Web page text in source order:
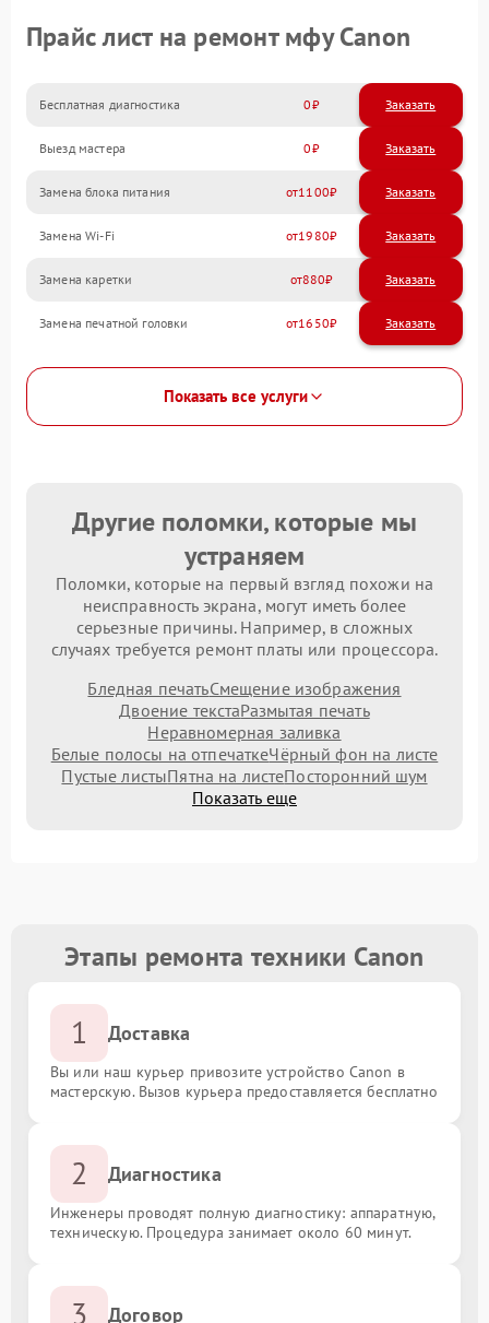
Прайс лист на ремонт мфу Canon
Бесплатная диагностика 0 Заказать
Выезд мастера 0 Заказать
Замена блока питания 1100
Замена Wi-Fi 1980
Замена каретки 880
Замена печатной головки 1650
Показать все услуги
Другие поломки, которые мы
устраняем
Поломки, которые на первый взгляд похожи на
неисправность экрана, могут иметь более
серьезные причины. Например, в сложных
случаях требуется ремонт платы или процессора.
Бледная печатьСмещение изображения
Двоение текстаРазмытая печать
Неравномерная заливка
Белые полосы на отпечаткеЧёрный фон на листе
Пустые листыПятна на листеПосторонний шум
Показать еще
Этапы ремонта техники Canon
1 Доставка
Вы или наш курьер привозите устройство Canon в
мастерскую. Вызов курьера предоставляется бесплатно
2 Диагностика
Инженеры проводят полную диагностику: аппаратную,
техническую. Процедура занимает около 60 минут.
3 Договор